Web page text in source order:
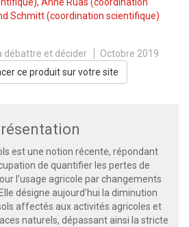
Schmitt(coordination scientifique)
débattre et décider
Octobre 2019
ce produit sur votre site
est une notion récente, répondant
de quantifier les pertes de
l’usage agricole par changements
désigne aujourd’hui la diminution
affectés aux activités agricoles et
naturels, dépassant ainsi la stricte